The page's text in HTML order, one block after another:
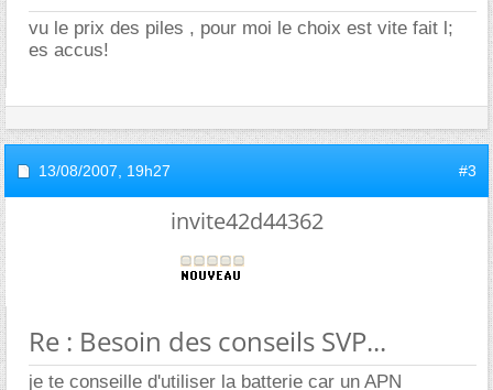
vu le prix des piles , pour moi le choix est vite fait l;
es accus!
13/08/2007, 19h27 #3
invite42d44362
Re : Besoin des conseils SVP...
je te conseille d'utiliser la batterie car un APN